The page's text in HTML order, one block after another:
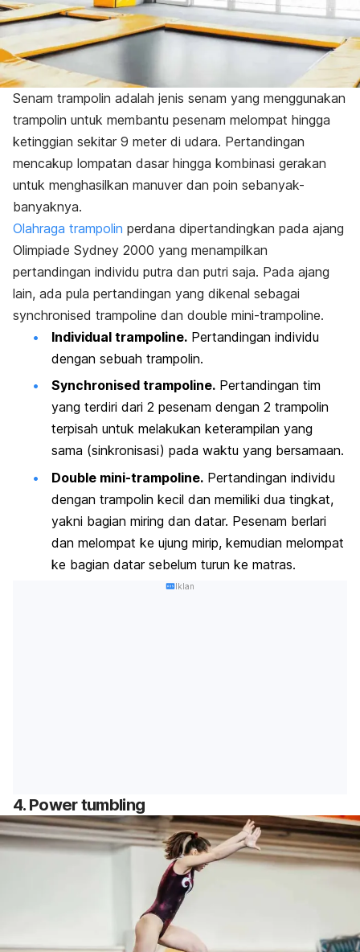
Senam trampolin adalah jenis senam yang menggunakan
trampolin untuk membantu pesenam melompat hingga
ketinggian sekitar 9 meter di udara. Pertandingan
mencakup lompatan dasar hingga kombinasi gerakan
untuk menghasilkan manuver dan poin sebanyak-
banyaknya.
Olahraga trampolin perdana dipertandingkan pada ajang
Olimpiade Sydney 2000 yang menampilkan
pertandingan individu putra dan putri saja. Pada ajang
lain, ada pula pertandingan yang dikenal sebagai
synchronised trampoline dan double mini-trampoline.
Individual trampoline. Pertandingan individu
dengan sebuah trampolin.
Synchronised trampoline. Pertandingan tim
yang terdiri dari 2 pesenam dengan 2 trampolin
terpisah untuk melakukan keterampilan yang
sama (sinkronisasi) pada waktu yang bersamaan.
Double mini-trampoline. Pertandingan individu
dengan trampolin kecil dan memiliki dua tingkat,
yakni bagian miring dan datar. Pesenam berlari
dan melompat ke ujung mirip, kemudian melompat
ke bagian datar sebelum turun ke matras.
Iklan
4. Power tumbling